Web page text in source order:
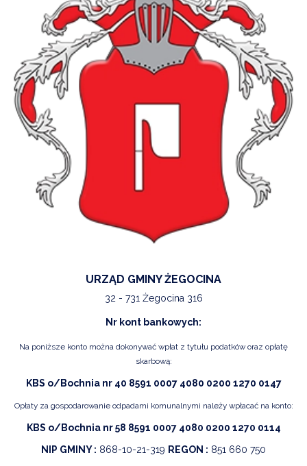
URZĄD GMINY ŻEGOCINA
32 - 731 Żegocina 316
Nr kont bankowych:
Na poniższe konto można dokonywać wpłat z tytułu podatków oraz opłatę
skarbową:
KBS o/Bochnia nr 40 8591 0007 4080 0200 1270 0147
Opłaty za gospodarowanie odpadami komunalnymi należy wpłacać na konto:
KBS o/Bochnia nr 58 8591 0007 4080 0200 1270 0114
NIP GMINY : 868-10-21-319 REGON : 851 660 750